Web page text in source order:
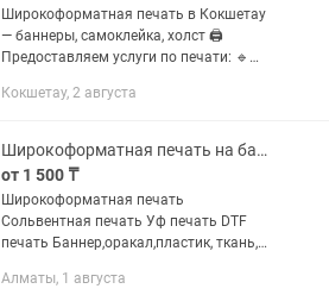
Широкоформатная печать в Кокшетау
— баннеры, самоклейка, холст 🖨
Предоставляем услуги по печати: 🔹
Устойчива к погоде — Для улицы и
Кокшетау, 2 августа
Широкоформатная печать на баннере
от 1 500 ₸
Широкоформатная печать
Сольвентная печать Уф печать DTF
печать Баннер,оракал,пластик, ткань,
Алматы, 1 августа